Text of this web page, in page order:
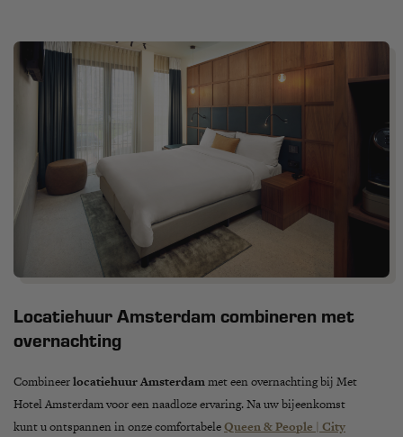
Locatiehuur Amsterdam combineren met
overnachting
Combineerlocatiehuur Amsterdammet een overnachting bij Met
Hotel Amsterdam voor een naadloze ervaring. Na uw bijeenkomst
kunt u ontspannen in onze comfortabeleQueen & People | City